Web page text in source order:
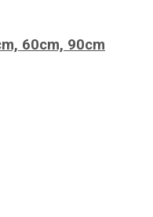
60cm, 90cm